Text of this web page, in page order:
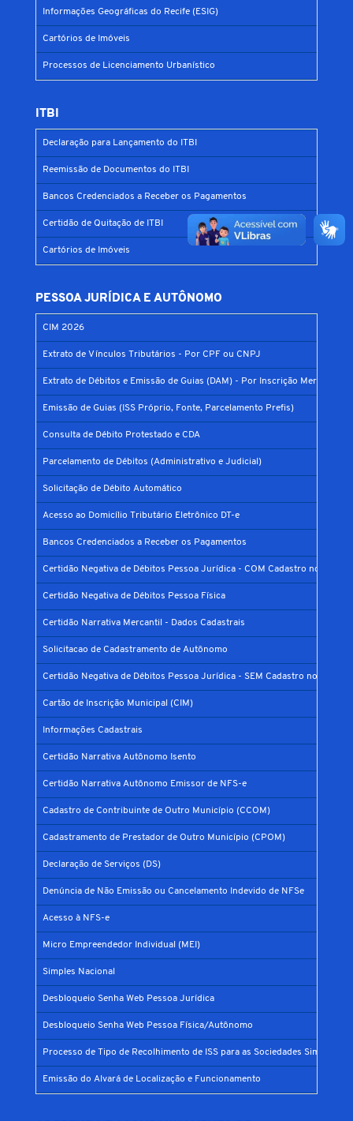
Informações Geográficas do Recife (ESIG)
Cartórios de Imóveis
Processos de Licenciamento Urbanístico
ITBI
Declaração para Lançamento do ITBI
Reemissão de Documentos do ITBI
Bancos Credenciados a Receber os Pagamentos
Certidão de Quitação de ITBI
Cartórios de Imóveis
PESSOA JURÍDICA E AUTÔNOMO
CIM 2026
Extrato de Vínculos Tributários - Por CPF ou CNPJ
Extrato de Débitos e Emissão de Guias (DAM) - Por Inscrição Mercantil
Emissão de Guias (ISS Próprio, Fonte, Parcelamento Prefis)
Consulta de Débito Protestado e CDA
Parcelamento de Débitos (Administrativo e Judicial)
Solicitação de Débito Automático
Acesso ao Domicílio Tributário Eletrônico DT-e
Bancos Credenciados a Receber os Pagamentos
Certidão Negativa de Débitos Pessoa Jurídica - COM Cadastro no
Certidão Negativa de Débitos Pessoa Física
Certidão Narrativa Mercantil - Dados Cadastrais
Solicitacao de Cadastramento de Autônomo
Certidão Negativa de Débitos Pessoa Jurídica - SEM Cadastro no
Cartão de Inscrição Municipal (CIM)
Informações Cadastrais
Certidão Narrativa Autônomo Isento
Certidão Narrativa Autônomo Emissor de NFS-e
Cadastro de Contribuinte de Outro Município (CCOM)
Cadastramento de Prestador de Outro Município (CPOM)
Declaração de Serviços (DS)
Denúncia de Não Emissão ou Cancelamento Indevido de NFSe
Acesso à NFS-e
Micro Empreendedor Individual (MEI)
Simples Nacional
Desbloqueio Senha Web Pessoa Jurídica
Desbloqueio Senha Web Pessoa Física/Autônomo
Processo de Tipo de Recolhimento de ISS para as Sociedades Simples
Emissão do Alvará de Localização e Funcionamento